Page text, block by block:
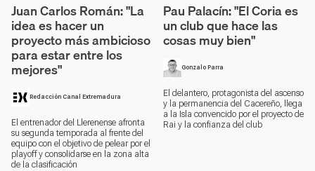
Juan Carlos Román: "La
idea es hacer un
proyecto más ambicioso
para estar entre los
mejores"
Redacción Canal Extremadura
El entrenador del Llerenense afronta
su segunda temporada al frente del
equipo con el objetivo de pelear por el
playoff y consolidarse en la zona alta
de la clasificación
Pau Palacín: "El Coria es
un club que hace las
cosas muy bien"
Gonzalo Parra
El delantero, protagonista del ascenso
y la permanencia del Cacereño, llega
a la Isla convencido por el proyecto de
Rai y la confianza del club